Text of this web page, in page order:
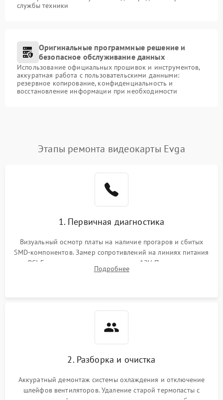
службы техники
Оригинальные программные решение и
безопасное обслуживание данных
Использование официальных прошивок и инструментов,
аккуратная работа с пользовательскими данными:
резервное копирование, конфиденциальность и
восстановление информации при необходимости
Этапы ремонта видеокарты Evga
1. Первичная диагностика
Визуальный осмотр платы на наличие прогаров и сбитых
SMD-компонентов. Замер сопротивлений на линиях питания
PCI-E и дополнительных разъемах 12V. Проверка на
короткое замыкание основных дросселей питания GPU и
Подробнее
2. Разборка и очистка
Аккуратный демонтаж системы охлаждения и отключение
шлейфов вентиляторов. Удаление старой термопасты с